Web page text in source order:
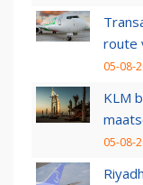
route
05-08-
KLM
05-08-